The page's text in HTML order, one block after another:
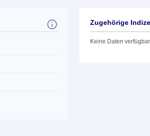
Zugehörige
Keine Daten verfügbar